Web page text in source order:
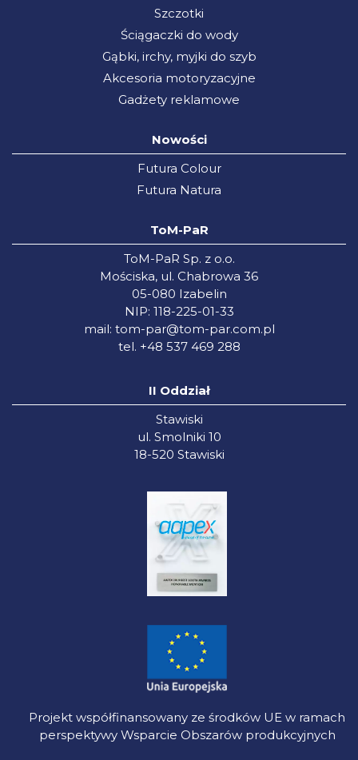
Szczotki
Ściągaczki do wody
Gąbki, irchy, myjki do szyb
Akcesoria motoryzacyjne
Gadżety reklamowe
Nowości
Futura Colour
Futura Natura
ToM-PaR
ToM-PaR Sp. z o.o.
Mościska, ul. Chabrowa 36
05-080 Izabelin
NIP: 118-225-01-33
mail: tom-par@tom-par.com.pl
tel. +48 537 469 288
II Oddział
Stawiski
ul. Smolniki 10
18-520 Stawiski
Projekt współfinansowany ze środków UE w ramach
perspektywy Wsparcie Obszarów produkcyjnych